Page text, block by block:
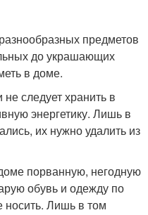
предметов
до украшающих
в доме.
следует хранить в
энергетику. Лишь в
их нужно удалить из
порванную, негодную
обувь и одежду по
носить. Лишь в том